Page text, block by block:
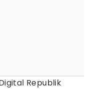
Republik